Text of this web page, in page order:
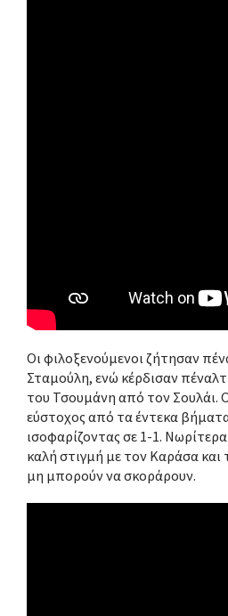
Οι φιλοξενούμενοι ζήτησαν
Σταμούλη, ενώ κέρδισαν
του Τσουμάνη από τον Σουλάι.
εύστοχος από τα έντεκα
ισοφαρίζοντας σε 1-1.
καλή στιγμή με τον Καράσα
μη μπορούν να σκοράρουν.